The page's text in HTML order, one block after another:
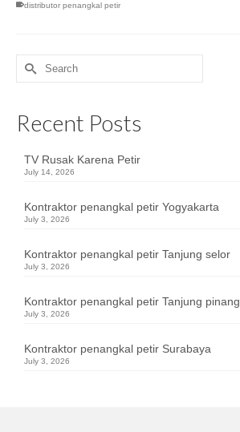
distributor penangkal petir
Search
for:
Recent Posts
TV Rusak Karena Petir
July 14, 2026
Kontraktor penangkal petir Yogyakarta
July 3, 2026
Kontraktor penangkal petir Tanjung selor
July 3, 2026
Kontraktor penangkal petir Tanjung pinang
July 3, 2026
Kontraktor penangkal petir Surabaya
July 3, 2026